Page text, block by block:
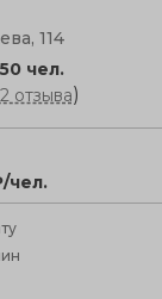
114
чел.
отзыва)
чел.